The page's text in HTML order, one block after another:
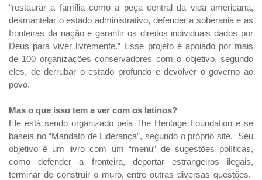
“restaurar a família como a peça central da vida americana,
desmantelar o estado administrativo, defender a soberania e as
fronteiras da nação e garantir os direitos individuais dados por
Deus para viver livremente.” Esse projeto é apoiado por mais
de 100 organizações conservadores com o objetivo, segundo
eles, de derrubar o estado profundo e devolver o governo ao
povo.
Mas o que isso tem a ver com os latinos?
Ele está sendo organizado pela The Heritage Foundation e se
baseia no “Mandato de Liderança”, segundo o próprio site. Seu
objetivo é um livro com um “menu” de sugestões políticas,
como defender a fronteira, deportar estrangeiros ilegais,
terminar de construir o muro, entre outras diversas questões.